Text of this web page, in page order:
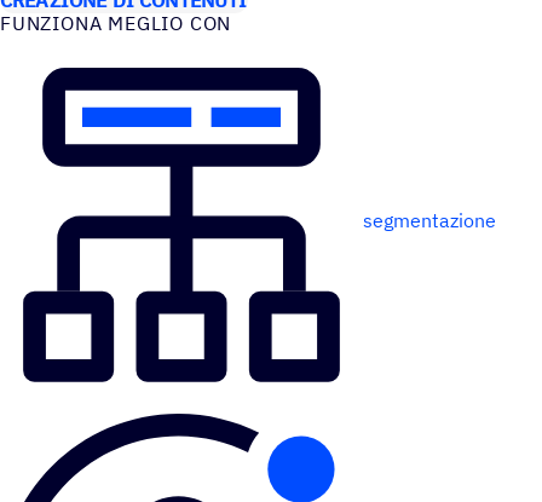
FUNZIONA MEGLIO CON
segmentazione